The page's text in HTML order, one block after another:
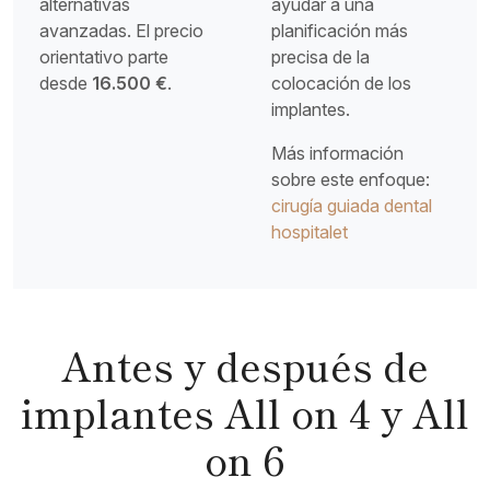
alternativas
avanzadas. El precio
orientativo parte
desde 16.500 €.
ayudar a una
planificación más
precisa de la
colocación de los
implantes.
Más información
sobre este enfoque:
cirugía guiada dental
hospitalet
Antes y después de
implantes All on 4 y All
on 6